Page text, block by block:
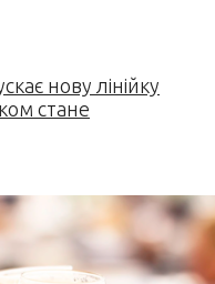
нову лінійку
стане